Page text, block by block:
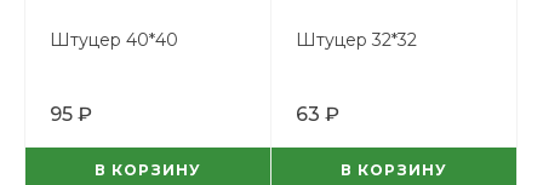
Штуцер 40*40
95 ₽
В КОРЗИНУ
Штуцер 32*32
63 ₽
В КОРЗИНУ